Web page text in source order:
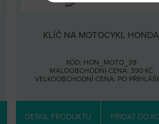
KLÍČ NA MOTOCYKL HONDA
KÓD: HON_MOTO_39
MALOOBCHODNÍ CENA: 390 KČ
VELKOOBCHODNÍ CENA: PO
DETAIL PRODUKTU PŘIDAT DO